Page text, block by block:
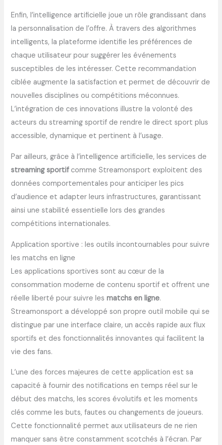
Enfin, l’intelligence artificielle joue un rôle grandissant dans
la personnalisation de l’offre. À travers des algorithmes
intelligents, la plateforme identifie les préférences de
chaque utilisateur pour suggérer les événements
susceptibles de les intéresser. Cette recommandation
ciblée augmente la satisfaction et permet de découvrir de
nouvelles disciplines ou compétitions méconnues.
L’intégration de ces innovations illustre la volonté des
acteurs du streaming sportif de rendre le direct sport plus
accessible, dynamique et pertinent à l’usage.
Par ailleurs, grâce à l’intelligence artificielle, les services de
streaming sportifcomme Streamonsport exploitent des
données comportementales pour anticiper les pics
d’audience et adapter leurs infrastructures, garantissant
ainsi une stabilité essentielle lors des grandes
compétitions internationales.
Application sportive : les outils incontournables pour suivre
les matchs en ligne
Les applications sportives sont au cœur de la
consommation moderne de contenu sportif et offrent une
réelle liberté pour suivre lesmatchs en ligne.
Streamonsport a développé son propre outil mobile qui se
distingue par une interface claire, un accès rapide aux flux
sportifs et des fonctionnalités innovantes qui facilitent la
vie des fans.
L’une des forces majeures de cette application est sa
capacité à fournir des notifications en temps réel sur le
début des matchs, les scores évolutifs et les moments
clés comme les buts, fautes ou changements de joueurs.
Cette fonctionnalité permet aux utilisateurs de ne rien
manquer sans être constamment scotchés à l’écran. Par